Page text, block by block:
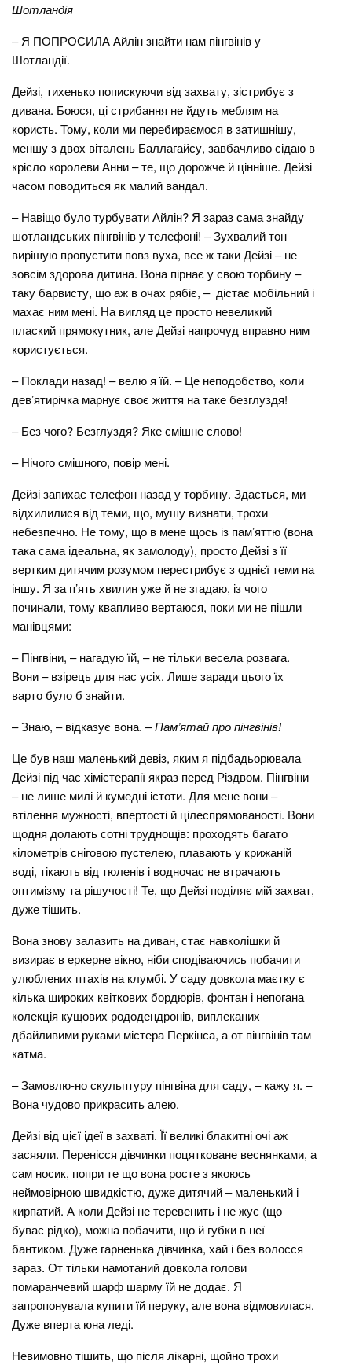
Шотландія
– Я ПОПРОСИЛА Айлін знайти нам пінгвінів у
Шотландії.
Дейзі, тихенько попискуючи від захвату, зістрибує з
дивана. Боюся, ці стрибання не йдуть меблям на
користь. Тому, коли ми перебираємося в затишнішу,
меншу з двох віталень Баллагайсу, завбачливо сідаю в
крісло королеви Анни – те, що дорожче й цінніше. Дейзі
часом поводиться як малий вандал.
– Навіщо було турбувати Айлін? Я зараз сама знайду
шотландських пінгвінів у телефоні! – Зухвалий тон
вирішую пропустити повз вуха, все ж таки Дейзі – не
зовсім здорова дитина. Вона пірнає у свою торбину –
таку барвисту, що аж в очах рябіє, – дістає мобільний і
махає ним мені. На вигляд це просто невеликий
плаский прямокутник, але Дейзі напрочуд вправно ним
користується.
– Поклади назад! – велю я їй. – Це неподобство, коли
дев’ятирічка марнує своє життя на таке безглуздя!
– Без чого? Безглуздя? Яке смішне слово!
– Нічого смішного, повір мені.
Дейзі запихає телефон назад у торбину. Здається, ми
відхилилися від теми, що, мушу визнати, трохи
небезпечно. Не тому, що в мене щось із пам’яттю (вона
така сама ідеальна, як замолоду), просто Дейзі з її
вертким дитячим розумом перестрибує з однієї теми на
іншу. Я за п’ять хвилин уже й не згадаю, із чого
починали, тому квапливо вертаюся, поки ми не пішли
манівцями:
– Пінгвіни, – нагадую їй, – не тільки весела розвага.
Вони – взірець для нас усіх. Лише заради цього їх
варто було б знайти.
– Знаю, – відказує вона. –Пам’ятай про пінгвінів!
Це був наш маленький девіз, яким я підбадьорювала
Дейзі під час хімієтерапії якраз перед Різдвом. Пінгвіни
– не лише милі й кумедні істоти. Для мене вони –
втілення мужності, впертості й цілеспрямованості. Вони
щодня долають сотні труднощів: проходять багато
кілометрів сніговою пустелею, плавають у крижаній
воді, тікають від тюленів і водночас не втрачають
оптимізму та рішучості! Те, що Дейзі поділяє мій захват,
дуже тішить.
Вона знову залазить на диван, стає навколішки й
визирає в еркерне вікно, ніби сподіваючись побачити
улюблених птахів на клумбі. У саду довкола маєтку є
кілька широких квіткових бордюрів, фонтан і непогана
колекція кущових рододендронів, виплеканих
дбайливими руками містера Перкінса, а от пінгвінів там
катма.
– Замовлю-но скульптуру пінгвіна для саду, – кажу я. –
Вона чудово прикрасить алею.
Дейзі від цієї ідеї в захваті. Її великі блакитні очі аж
засяяли. Перенісся дівчинки поцятковане веснянками, а
сам носик, попри те що вона росте з якоюсь
неймовірною швидкістю, дуже дитячий – маленький і
кирпатий. А коли Дейзі не теревенить і не жує (що
буває рідко), можна побачити, що й губки в неї
бантиком. Дуже гарненька дівчинка, хай і без волосся
зараз. От тільки намотаний довкола голови
помаранчевий шарф шарму їй не додає. Я
запропонувала купити їй перуку, але вона відмовилася.
Дуже вперта юна леді.
Невимовно тішить, що після лікарні, щойно трохи